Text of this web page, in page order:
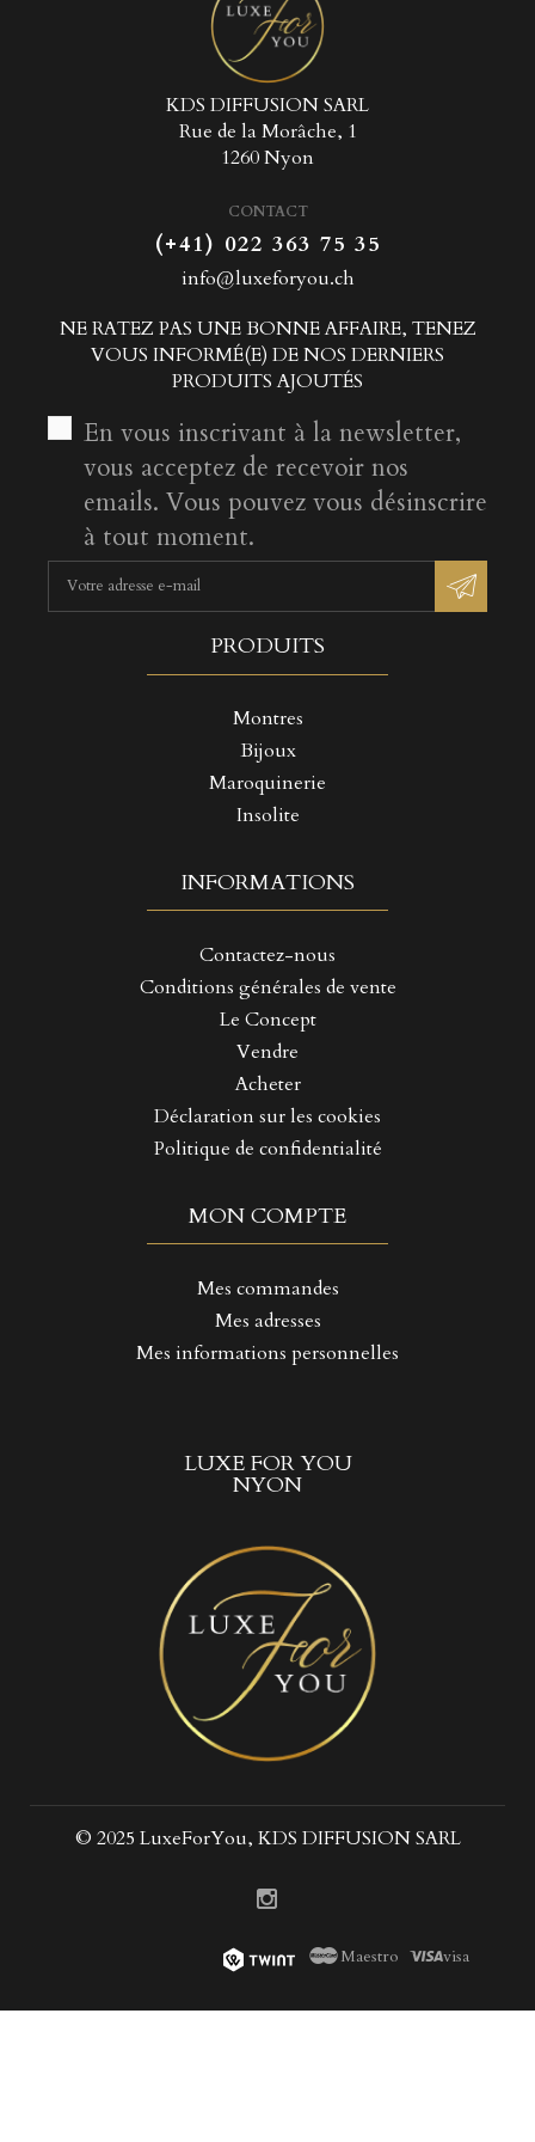
KDS DIFFUSION SARL
Rue de la Morâche, 1
1260 Nyon
CONTACT
(+41) 022 363 75 35
info@luxeforyou.ch
NE RATEZ PAS UNE BONNE AFFAIRE, TENEZ
VOUS INFORMÉ(E) DE NOS DERNIERS
PRODUITS AJOUTÉS
En vous inscrivant à la newsletter,
vous acceptez de recevoir nos
emails. Vous pouvez vous désinscrire
à tout moment.
PRODUITS
Montres
Bijoux
Maroquinerie
Insolite
INFORMATIONS
Contactez-nous
Conditions générales de vente
Le Concept
Vendre
Acheter
Déclaration sur les cookies
Politique de confidentialité
MON COMPTE
Mes commandes
Mes adresses
Mes informations personnelles
LUXE FOR YOU
NYON
© 2025 LuxeForYou, KDS DIFFUSION SARL
Maestro visa